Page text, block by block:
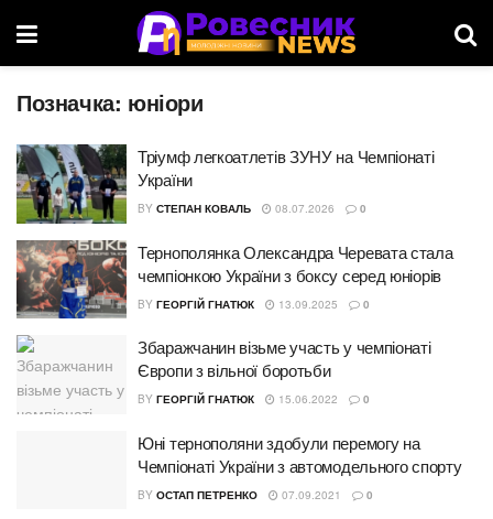
Позначка: юніори
Тріумф легкоатлетів ЗУНУ на Чемпіонаті
України
BY СТЕПАН КОВАЛЬ 08.07.2026 0
Тернополянка Олександра Черевата стала
чемпіонкою України з боксу серед юніорів
BY ГЕОРГІЙ ГНАТЮК 13.09.2025 0
Збаражчанин візьме участь у чемпіонаті
Європи з вільної боротьби
BY ГЕОРГІЙ ГНАТЮК 15.06.2022 0
Юні тернополяни здобули перемогу на
Чемпіонаті України з автомодельного спорту
BY ОСТАП ПЕТРЕНКО 07.09.2021 0